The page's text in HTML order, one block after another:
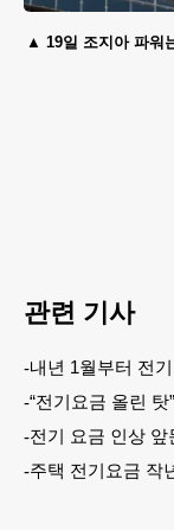
19일 조지아 파워
관련 기사
내년 1월부터 전
“전기요금 올린 탓
전기 요금 인상
주택 전기요금 작